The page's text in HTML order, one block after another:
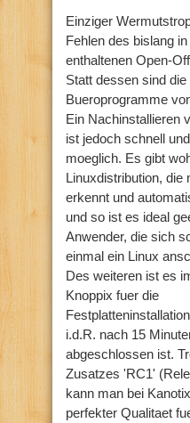
Einziger
Fehlen des bislang
enthaltenen Open-
Statt dessen sind die
Bueroprogramme
Ein Nachinstallieren
ist jedoch schnell
moeglich. Es gibt
Linuxdistribution, die
erkennt und
und so ist es ideal
Anwender, die sich
einmal ein Linux
Des weiteren ist es
Knoppix fuer die
i.d.R. nach 15
abgeschlossen ist.
Zusatzes 'RC1'
kann man bei
perfekter Qualitaet